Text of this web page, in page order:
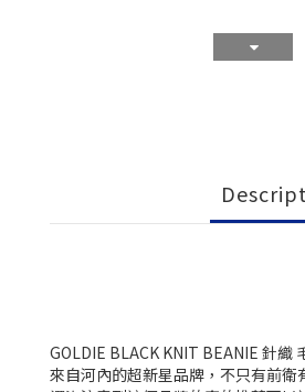
GOLDIE BLACK KNIT BEANIE 針織
來自河內的超新星品牌，不只有前